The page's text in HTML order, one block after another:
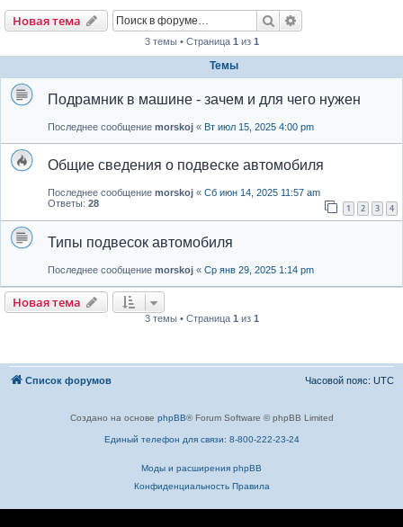
Новая тема Поиск
3 темы • Страница 1 из 1
Темы
Подрамник в машине - зачем и для чего нужен
Последнее сообщение morskoj « Вт июл 15, 2025 4:00 pm
Общие сведения о подвеске автомобиля
Последнее сообщение morskoj « Сб июн 14, 2025 11:57 am
Ответы: 28 1 2 3 4
Типы подвесок автомобиля
Последнее сообщение morskoj « Ср янв 29, 2025 1:14 pm
Новая тема
3 темы • Страница 1 из 1
Список форумов Часовой пояс: UTC
Создано на основе phpBB® Forum Software © phpBB Limited
Единый телефон для связи: 8-800-222-23-24
Моды и расширения phpBB
Конфиденциальность Правила